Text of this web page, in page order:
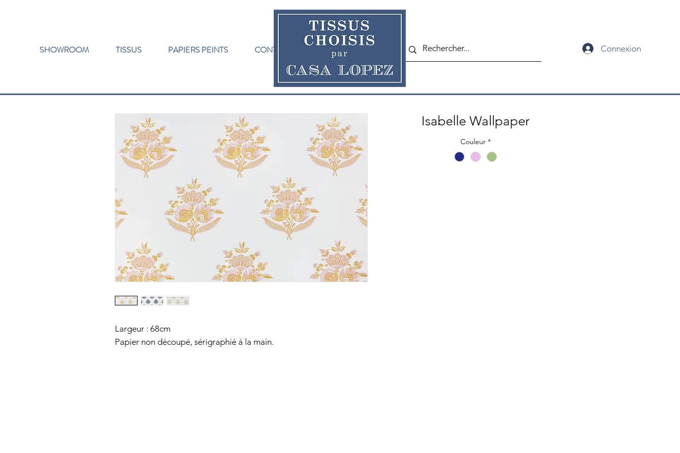
SHOWROOM TISSUS PAPIERS PEINTS CONTACT Connexion
Largeur : 68cm
Papier non découpé, sérigraphié à la main.
Isabelle Wallpaper
Couleur *